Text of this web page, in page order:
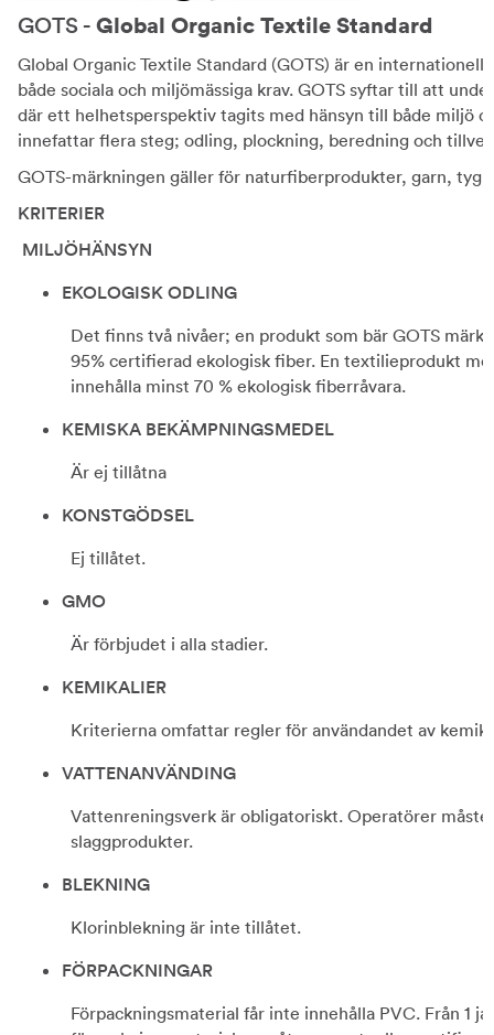
GOTS - Global Organic Textile Standard
Global Organic Textile Standard (GOTS) är en
både sociala och miljömässiga krav. GOTS syftar till att
där ett helhetsperspektiv tagits med hänsyn till både miljö
innefattar flera steg; odling, plockning, beredning och
GOTS-märkningen gäller för naturfiberprodukter, garn, tyg
KRITERIER
MILJÖHÄNSYN
EKOLOGISK ODLING
Det finns två nivåer; en produkt som bär GOTS
95% certifierad ekologisk fiber. En textilieprodukt
innehålla minst 70 % ekologisk fiberråvara.
KEMISKA BEKÄMPNINGSMEDEL
Är ej tillåtna
KONSTGÖDSEL
Ej tillåtet.
GMO
Är förbjudet i alla stadier.
KEMIKALIER
Kriterierna omfattar regler för användandet av
VATTENANVÄNDING
Vattenreningsverk är obligatoriskt. Operatörer
slaggprodukter.
BLEKNING
Klorinblekning är inte tillåtet.
FÖRPACKNINGAR
Förpackningsmaterial får inte innehålla PVC. Från 1